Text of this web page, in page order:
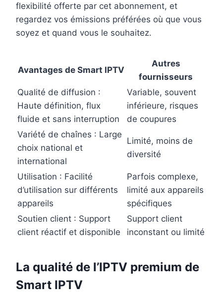
flexibilité offerte par cet abonnement, et
regardez vos émissions préférées où que vous
soyez et quand vous le souhaitez.
Avantages de Smart IPTV
Autres
fournisseurs
Qualité de diffusion :
Haute définition, flux
fluide et sans interruption
Variable, souvent
inférieure, risques
de coupures
Variété de chaînes : Large
choix national et
international
Limité, moins de
diversité
Utilisation : Facilité
d’utilisation sur différents
appareils
Parfois complexe,
limité aux appareils
spécifiques
Soutien client : Support
client réactif et disponible
Support client
inconstant ou limité
La qualité de l’IPTV premium de
Smart IPTV